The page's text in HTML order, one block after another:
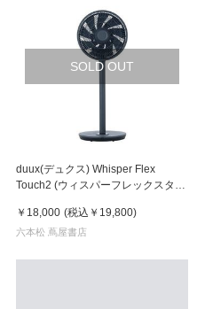
SOLD OUT
duux(デュクス) Whisper Flex
Touch2 (ウィスパーフレックスタッ
￥18,000 (税込 ￥19,800)
六本松 蔦屋書店